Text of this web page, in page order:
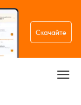
Скачайте